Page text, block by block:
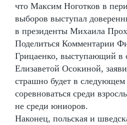
что Максим Ноготков в
выборов выступал
в президенты Михаила
Поделиться Комментарии
Грицаенко, выступающий в
Елизаветой Осокиной,
страшно будет в следующем
соревноваться среди
не среди юниоров.
Наконец, польская и